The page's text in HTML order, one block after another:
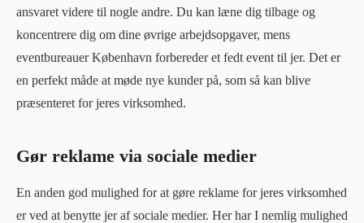
ansvaret videre til nogle andre. Du kan læne dig tilbage og
koncentrere dig om dine øvrige arbejdsopgaver, mens
eventbureauer København forbereder et fedt event til jer. Det er
en perfekt måde at møde nye kunder på, som så kan blive
præsenteret for jeres virksomhed.
Gør reklame via sociale medier
En anden god mulighed for at gøre reklame for jeres virksomhed
er ved at benytte jer af sociale medier. Her har I nemlig mulighed